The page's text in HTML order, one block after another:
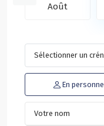
Août
En personne